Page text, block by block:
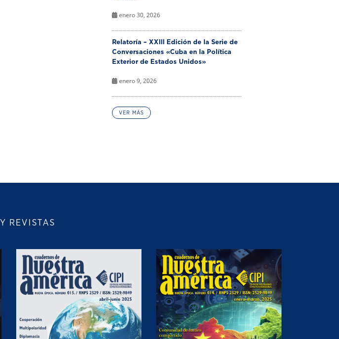
enero 30, 2026
Relatoría – XXIII Edición de la Serie de
Conversaciones «Cuba en la Política
Exterior de Estados Unidos»
enero 9, 2026
VER MÁS
REVISTAS